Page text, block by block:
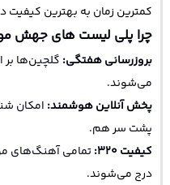
کمترین زمان به بهترین
چرا پلی لیست های جهش
بروزرسانی هفتگی: گلچین‌ها
می‌شوند.
پخش آنلاین هوشمند: امکان
پشت سر هم.
کیفیت ۳۲۰:
تمامی آهنگ‌های
درج می‌شوند.